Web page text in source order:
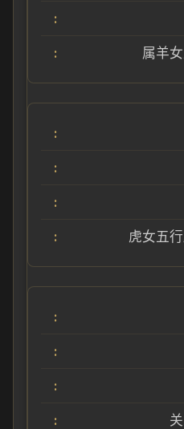
属羊
虎女五